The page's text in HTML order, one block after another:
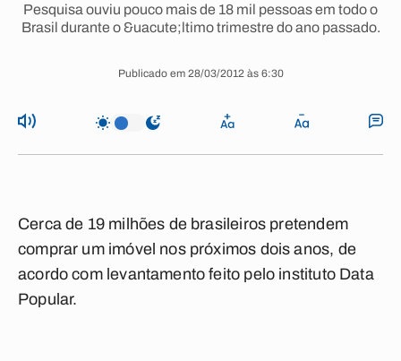
Pesquisa ouviu pouco mais de 18 mil pessoas em todo o
Brasil durante o &uacute;ltimo trimestre do ano passado.
Publicado em 28/03/2012 às 6:30
Cerca de 19 milhões de brasileiros pretendem
comprar um imóvel nos próximos dois anos, de
acordo com levantamento feito pelo instituto Data
Popular.